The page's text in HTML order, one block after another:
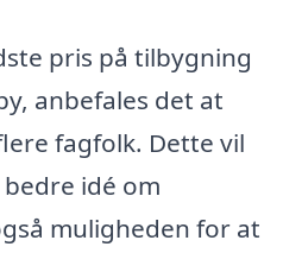
pris på tilbygning
anbefales det at
fagfolk. Dette vil
idé om
muligheden for at